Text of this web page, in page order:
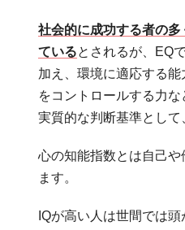
社会的に成功する者の
ているとされるが、EQ
加え、環境に適応する
をコントロールする力
実質的な判断基準として
心の知能指数とは自己
ます。
IQが高い人は世間では